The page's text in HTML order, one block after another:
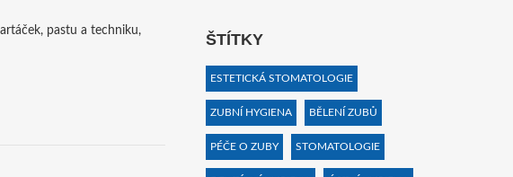
pastu a techniku,
ŠTÍTKY
ESTETICKÁ STOMATOLOGIE
ZUBNÍ HYGIENA BĚLENÍ ZUBŮ
PÉČE O ZUBY STOMATOLOGIE